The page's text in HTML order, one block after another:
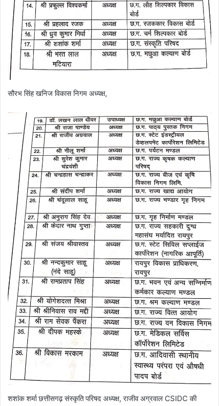
सौरभ सिंह खनिज विकास निगम अध्यक्ष,
शशांक शर्मा छत्तीसगढ़ संस्कृति परिषद अध्यक्ष, राजीव अग्रवाल CSIDC की